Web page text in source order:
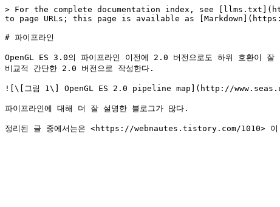
> For the complete documentation index, see
to page URLs; this page is available as
# 파이프라인
OpenGL ES 3.0의 파이프라인 이전에 2.0 버전으로도 하위 호환이 잘
비교적 간단한 2.0 버전으로 작성한다.
![\[그림 1\] OpenGL ES 2.0 pipeline map](http://
파이프라인에 대해 더 잘 설명한 블로그가 많다.